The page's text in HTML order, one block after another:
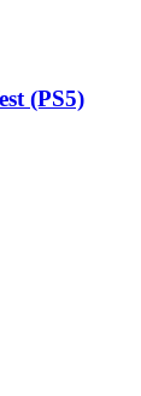
(PS5)